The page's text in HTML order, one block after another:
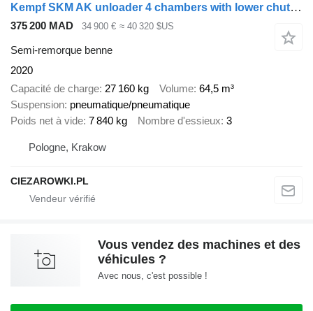
Kempf SKM AK unloader 4 chambers with lower chute / capacity 65 m3 / 1
375 200 MAD 34 900 € ≈ 40 320 $US
Semi-remorque benne
2020
Capacité de charge 27 160 kg Volume 64,5 m³
Suspension pneumatique/pneumatique
Poids net à vide 7 840 kg Nombre d'essieux 3
Pologne, Krakow
CIEZAROWKI.PL
Vous vendez des machines et des
véhicules ?
Avec nous, c'est possible !